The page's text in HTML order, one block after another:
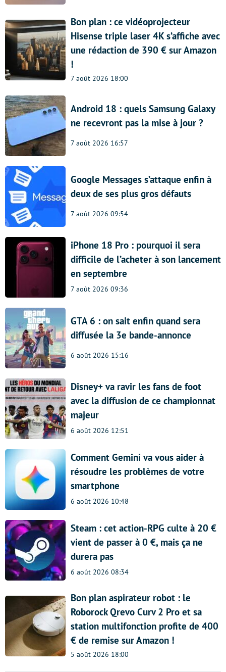
Bon plan : ce vidéoprojecteur
Hisense triple laser 4K s’affiche avec
une rédaction de 390 € sur Amazon
!
7 août 2026 18:00
Android 18 : quels Samsung Galaxy
ne recevront pas la mise à jour ?
7 août 2026 16:57
Google Messages s’attaque enfin à
deux de ses plus gros défauts
7 août 2026 09:54
iPhone 18 Pro : pourquoi il sera
difficile de l’acheter à son lancement
en septembre
7 août 2026 09:36
GTA 6 : on sait enfin quand sera
diffusée la 3e bande-annonce
6 août 2026 15:16
Disney+ va ravir les fans de foot
avec la diffusion de ce championnat
majeur
6 août 2026 12:51
Comment Gemini va vous aider à
résoudre les problèmes de votre
smartphone
6 août 2026 10:48
Steam : cet action-RPG culte à 20 €
vient de passer à 0 €, mais ça ne
durera pas
6 août 2026 08:34
Bon plan aspirateur robot : le
Roborock Qrevo Curv 2 Pro et sa
station multifonction profite de 400
€ de remise sur Amazon !
5 août 2026 18:00